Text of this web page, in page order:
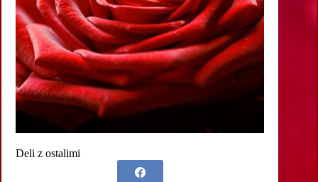
Deli z ostalimi